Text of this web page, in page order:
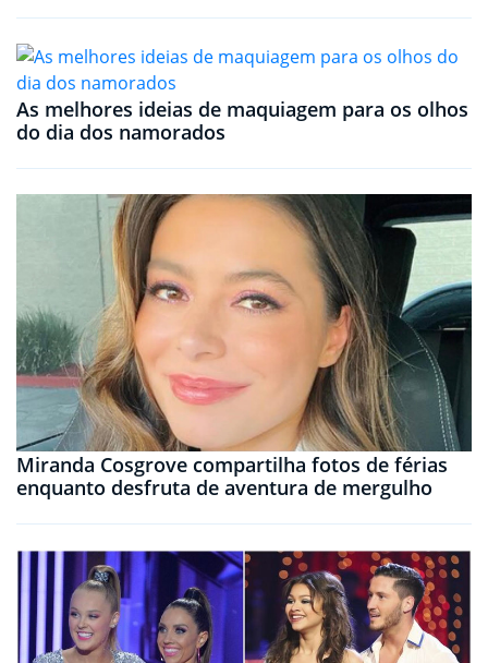
As melhores ideias de maquiagem para os olhos
do dia dos namorados
Miranda Cosgrove compartilha fotos de férias
enquanto desfruta de aventura de mergulho